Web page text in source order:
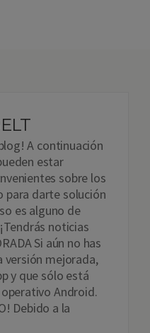
A continuación
estar
sobre los
para darte solución
es alguno de
noticias
Si aún no has
versión mejorada,
y que sólo está
Android.
Debido a la